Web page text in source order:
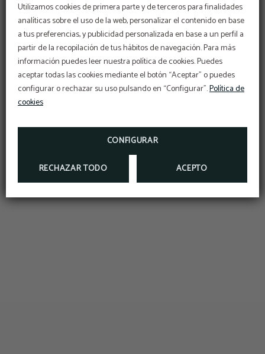
Utilizamos cookies de primera parte y de terceros para finalidades
analíticas sobre el uso de la web, personalizar el contenido en base
a tus preferencias, y publicidad personalizada en base a un perfil a
partir de la recopilación de tus hábitos de navegación. Para más
información puedes leer nuestra política de cookies. Puedes
aceptar todas las cookies mediante el botón “Aceptar” o puedes
configurar o rechazar su uso pulsando en “Configurar”.Política de
cookies
CONFIGURAR
RECHAZAR TODO ACEPTO